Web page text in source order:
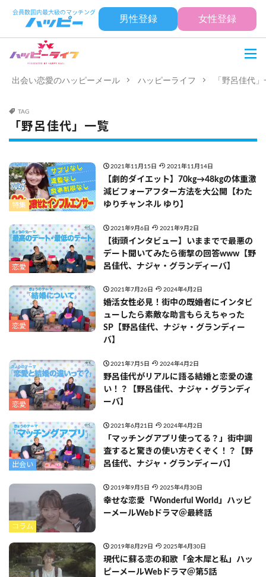
男性登録 女性登録
出会い恋愛のハッピーメール ハッピーライフ 「野呂佳代
TAG
「野呂佳代」一覧
特集
2021年11月15日 2021年11月14日
【劇的ダイエット】70kg→48kgの体重激
減ビフォーアフター方法を大公開【わた
ゆりチャンネル ゆり】
恋愛
2021年9月6日 2021年9月2日
【街頭インタビュー】いままでで最悪の
デート聞いてみたら衝撃の回答www【野
呂佳代、ナジャ・グランディーバ】
恋愛
2021年7月26日 2024年4月2日
婚活女性必見！街中の既婚者にインタビ
ューしたら素敵な助言もらえちゃった
SP【野呂佳代、ナジャ・グランディー
バ】
恋愛
2021年7月5日 2024年4月2日
野呂佳代がリアルに語る結婚と恋愛の違
い！？【野呂佳代、ナジャ・グランディ
ーバ】
出会い
2021年6月21日 2024年4月2日
「マッチングアプリ使ってる？」街中調
査すると驚きの使い方ぞくぞく！？【野
呂佳代、ナジャ・グランディーバ】
コラム
2019年9月5日 2025年4月30日
幸せな恋愛「Wonderful World」ハッピ
ーメールWebドラマ＠最終話
2019年8月29日 2025年4月30日
現代に蘇る恋の和歌「金木犀と私」ハッ
ピーメールWebドラマ＠第5話